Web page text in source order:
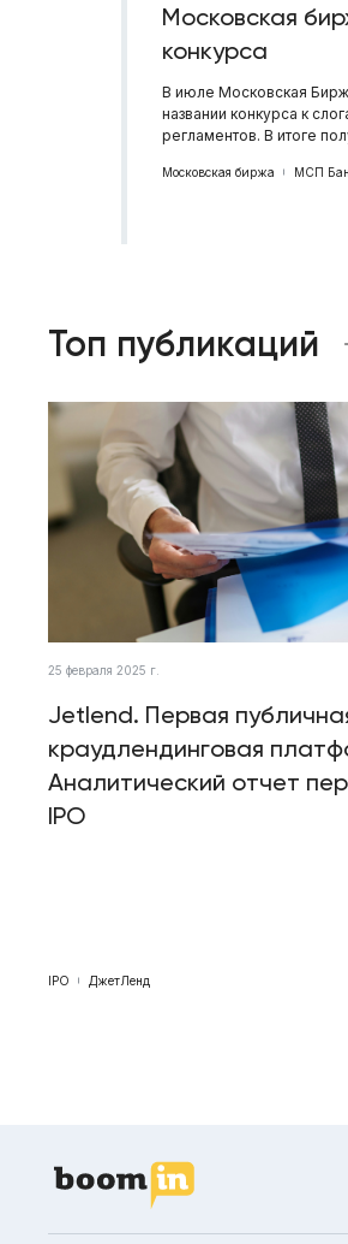
Московская
конкурса
В июле Московская
названии конкурса к
регламентов. В итоге
Московская биржа МСП
Топ публикаций
25 февраля 2025 г.
Jetlend. Первая
краудлендинговая
Аналитический отчет
IPO
IPO ДжетЛенд